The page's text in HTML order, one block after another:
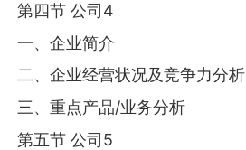
第四节 公司4
一、企业简介
二、企业经营状况及竞争力分析
三、重点产品/业务分析
第五节 公司5